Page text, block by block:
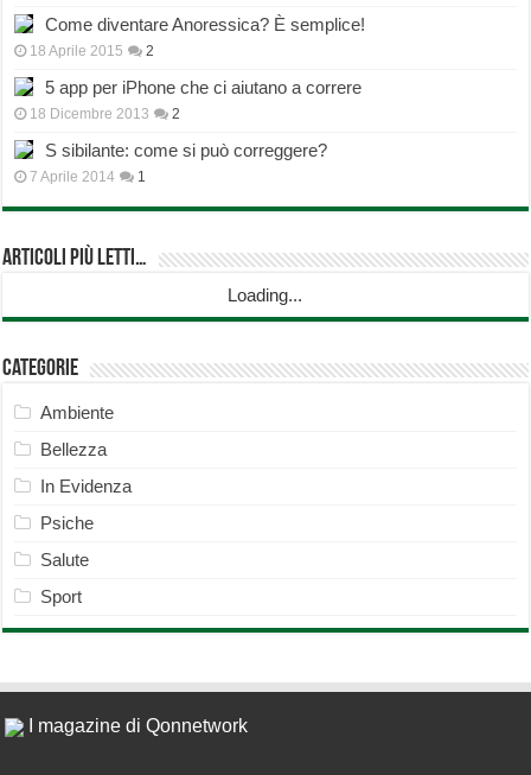
Come diventare Anoressica? È semplice!
18 Aprile 2015 2
5 app per iPhone che ci aiutano a correre
18 Dicembre 2013 2
S sibilante: come si può correggere?
7 Aprile 2014 1
Articoli più Letti…
Loading...
Categorie
Ambiente
Bellezza
In Evidenza
Psiche
Salute
Sport
I magazine di Qonnetwork